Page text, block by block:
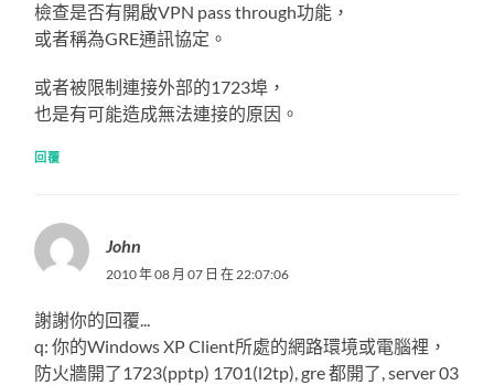
檢查是否有開啟VPN pass through功能，
或者稱為GRE通訊協定。
或者被限制連接外部的1723埠，
也是有可能造成無法連接的原因。
回覆
John
2010 年 08 月 07 日 在 22:07:06
謝謝你的回覆...
q: 你的Windows XP Client所處的網路環境或電腦裡，
防火牆開了1723(pptp) 1701(l2tp), gre 都開了, server 03